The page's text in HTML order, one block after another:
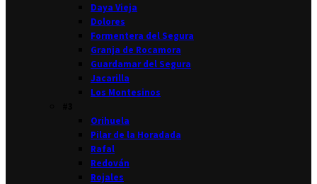
Daya Vieja
Dolores
Formentera del Segura
Granja de Rocamora
Guardamar del Segura
Jacarilla
Los Montesinos
Orihuela
Pilar de la Horadada
Rafal
Redován
Rojales